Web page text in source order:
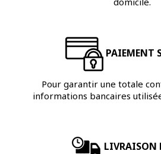
PAIEMENT
Pour garantir une totale
informations bancaires
LIVRAISON